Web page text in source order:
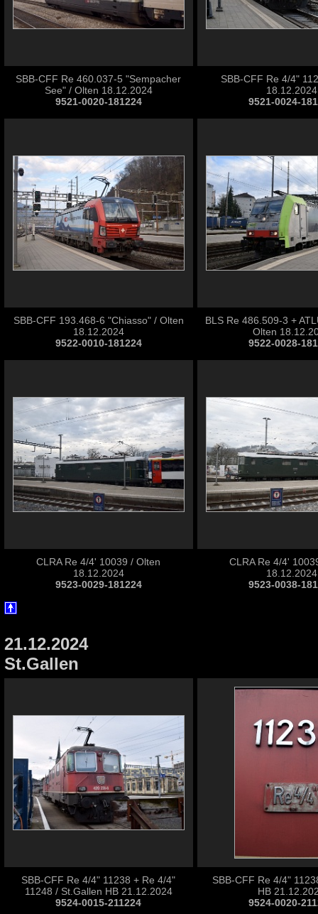
SBB-CFF Re 460.037-5 "Sempacher
See" / Olten 18.12.2024
9521-0020-181224
SBB-CFF Re 4/4"
18.12.2024
9521-0024-
SBB-CFF 193.468-6 "Chiasso" / Olten
18.12.2024
9522-0010-181224
BLS Re 486.509-3 +
Olten
9522-0028-
CLRA Re 4/4' 10039 / Olten
18.12.2024
9523-0029-181224
CLRA Re 4/4'
18.12.2024
9523-0038-
21.12.2024
St.Gallen
SBB-CFF Re 4/4" 11238 + Re 4/4"
11248 / St.Gallen HB 21.12.2024
9524-0015-211224
SBB-CFF Re 4/4"
HB
9524-0020-